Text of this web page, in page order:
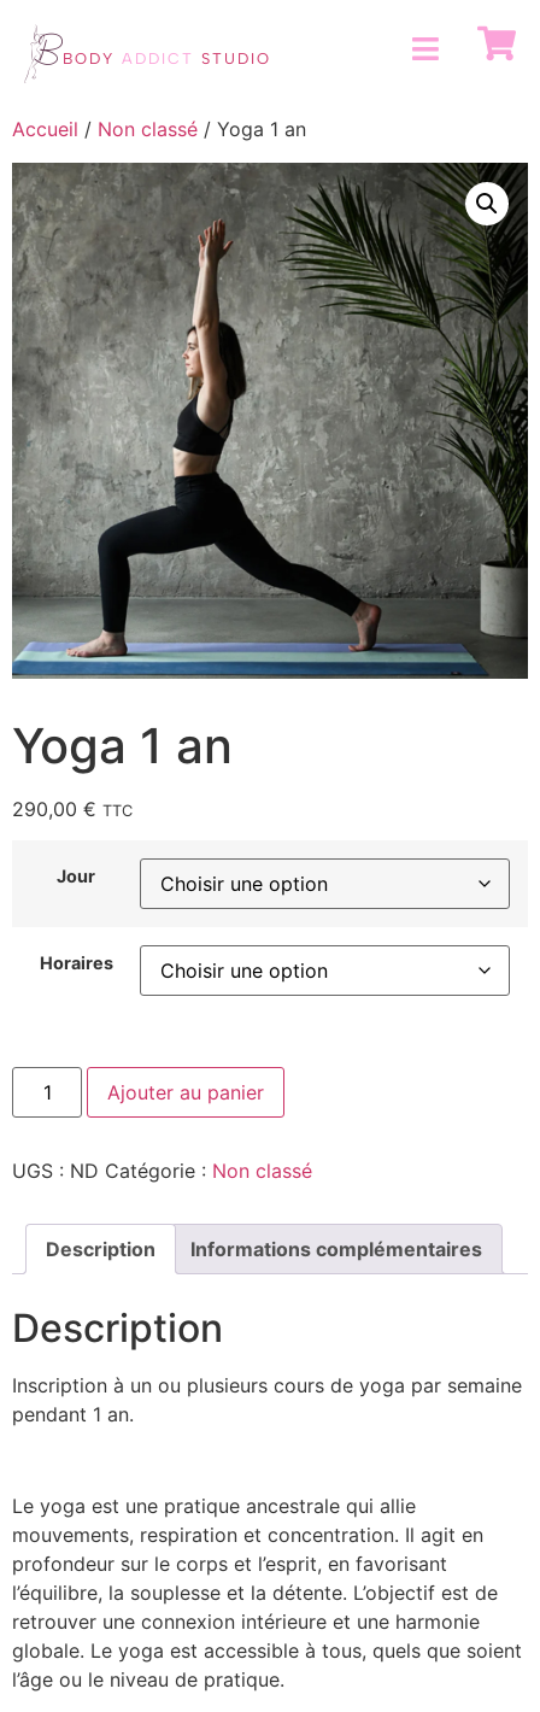
BODY ADDICT STUDIO
Accueil / Non classé / Yoga 1 an
Yoga 1 an
290,00 € TTC
Jour
Horaires
Ajouter au panier
UGS : ND Catégorie : Non classé
Description Informations complémentaires
Description
Inscription à un ou plusieurs cours de yoga par semaine
pendant 1 an.
Le yoga est une pratique ancestrale qui allie
mouvements, respiration et concentration. Il agit en
profondeur sur le corps et l’esprit, en favorisant
l’équilibre, la souplesse et la détente. L’objectif est de
retrouver une connexion intérieure et une harmonie
globale. Le yoga est accessible à tous, quels que soient
l’âge ou le niveau de pratique.